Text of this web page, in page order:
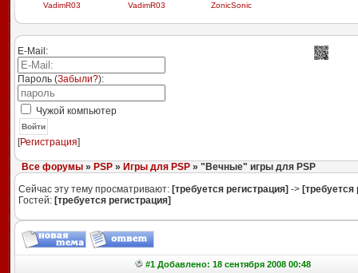
VadimR03
VadimR03
ZonicSonic
E-Mail:
Пароль (Забыли?):
Чужой компьютер
Войти
[Регистрация]
Все форумы» PSP» Игры для PSP» "Вечные" игры для PSP
Сейчас эту тему просматривают: [требуется регистрация] -> [требуется
Гостей: [требуется регистрация]
#1 Добавлено: 18 сентября 2008 00:48